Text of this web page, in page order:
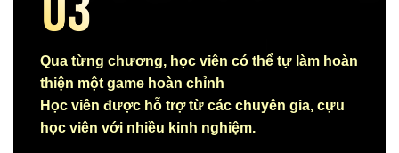
Qua từng chương, học viên có thể tự làm hoàn
thiện một game hoàn chỉnh
Học viên được hỗ trợ từ các chuyên gia, cựu
học viên với nhiều kinh nghiệm.